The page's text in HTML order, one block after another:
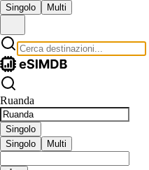
Singolo Multi
Ruanda
Singolo
Singolo
Multi